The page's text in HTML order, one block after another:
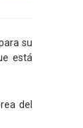
su
está
del